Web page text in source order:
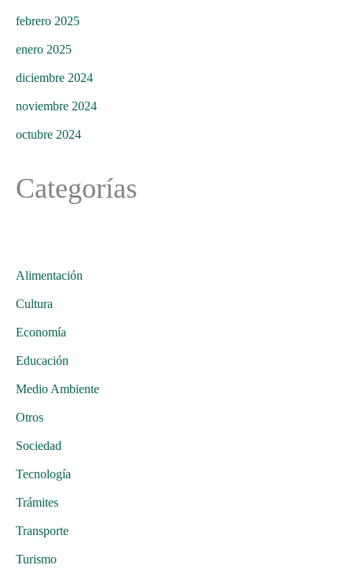
febrero 2025
enero 2025
diciembre 2024
noviembre 2024
octubre 2024
Categorías
Alimentación
Cultura
Economía
Educación
Medio Ambiente
Otros
Sociedad
Tecnología
Trámites
Transporte
Turismo